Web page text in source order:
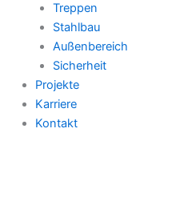
Treppen
Stahlbau
Außenbereich
Sicherheit
Projekte
Karriere
Kontakt